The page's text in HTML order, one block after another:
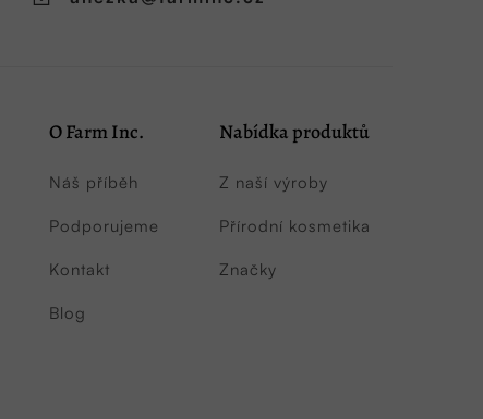
O Farm Inc.
Náš příběh
Podporujeme
Kontakt
Blog
Nabídka produktů
Z naší výroby
Přírodní kosmetika
Značky